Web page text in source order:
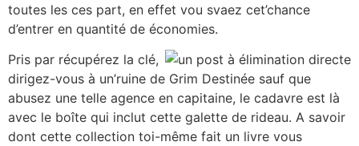
toutes les ces part, en effet vou svaez cet’chance
d’entrer en quantité de économies.
Pris par récupérez la clé,
dirigez-vous à un’ruine de Grim Destinée sauf que
abusez une telle agence en capitaine, le cadavre est là
avec le boîte qui inclut cette galette de rideau. A savoir
dont cette collection toi-même fait un livre vous